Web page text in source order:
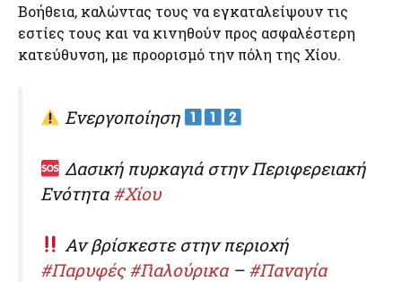
Βοήθεια, καλώντας τους να εγκαταλείψουν τις
εστίες τους και να κινηθούν προς ασφαλέστερη
κατεύθυνση, με προορισμό την πόλη της Χίου.
Ενεργοποίηση
Δασική πυρκαγιά στην Περιφερειακή
Ενότητα #Χίου
Αν βρίσκεστε στην περιοχή
#Παρυφές #Γιαλούρικα– #Παναγία